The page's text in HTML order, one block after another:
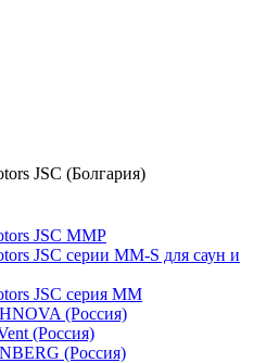
JSC (Болгария)
JSC MMP
JSC серии MM-S для саун и
JSC серия МM
(Россия)
(Россия)
(Россия)